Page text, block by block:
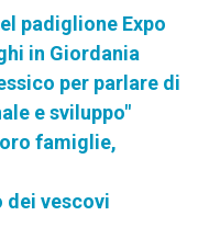
padiglione Expo
in Giordania
per parlare di
e sviluppo"
famiglie,
dei vescovi